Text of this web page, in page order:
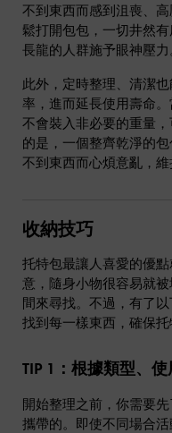
不到東西而感到沮喪、
鬆打開包包，一切井然
長龍的人群施予眼神壓力
此外，定時整理、清潔
率，進而延長使用壽命
不會裝入非必要的重量
的是，一個整齊乾淨的
不到東西而心煩意亂，維
收納技巧
托特包最讓人喜愛的優
意，隨身小物很容易就
間來尋找。不過，有了
找到每一樣東西，確保
TIP 1：根據類型、
開始整理之前，你需要
攜帶的。即使不同場合